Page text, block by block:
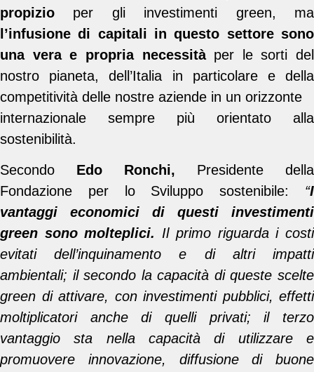
propizio per gli investimenti green, ma
l’infusione di capitali in questo settore sono
una vera e propria necessitàper le sorti del
nostro pianeta, dell’Italia in particolare e della
competitività delle nostre aziende in un orizzonte
internazionale sempre più orientato alla
sostenibilità.
Secondo Edo Ronchi, Presidente della
Fondazione per lo Sviluppo sostenibile: “I
vantaggi economici di questi investimenti
green sono molteplici. Il primo riguarda i costi
evitati dell’inquinamento e di altri impatti
ambientali; il secondo la capacità di queste scelte
green di attivare, con investimenti pubblici, effetti
moltiplicatori anche di quelli privati; il terzo
vantaggio sta nella capacità di utilizzare e
promuovere innovazione, diffusione di buone